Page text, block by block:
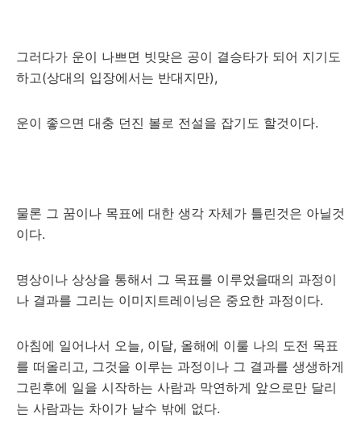
그러다가 운이 나쁘면 빗맞은 공이 결승타가 되어 지기도
하고(상대의 입장에서는 반대지만),
운이 좋으면 대충 던진 볼로 전설을 잡기도 할것이다.
물론 그 꿈이나 목표에 대한 생각 자체가 틀린것은 아닐것
이다.
명상이나 상상을 통해서 그 목표를 이루었을때의 과정이
나 결과를 그리는 이미지트레이닝은 중요한 과정이다.
아침에 일어나서 오늘, 이달, 올해에 이룰 나의 도전 목표
를 떠올리고, 그것을 이루는 과정이나 그 결과를 생생하게
그린후에 일을 시작하는 사람과 막연하게 앞으로만 달리
는 사람과는 차이가 날수 밖에 없다.